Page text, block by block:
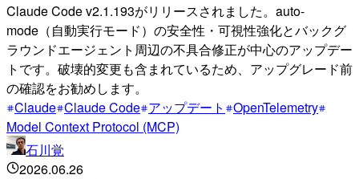
Claude Code v2.1.193がリリースされました。auto-
mode（自動実行モード）の安全性・可視性強化とバックグ
ラウンドエージェント周辺の不具合修正が中心のアップデー
トです。破壊的変更も含まれているため、アップグレード前
の確認をお勧めします。
Claude Claude Code アップデート
OpenTelemetry
Model Context Protocol (MCP)
石川覚
2026.06.26